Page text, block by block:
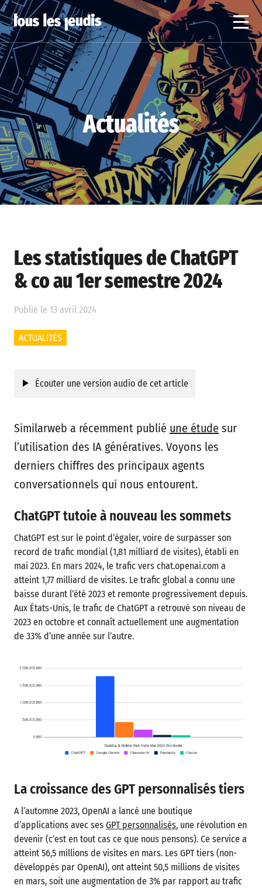
Actualités
Les statistiques de ChatGPT
& co au 1er semestre 2024
Publié le 13 avril 2024
ACTUALITÉS
Écouter une version audio de cet article
Similarweb a récemment publié une étude sur
l’utilisation des IA génératives. Voyons les
derniers chiffres des principaux agents
conversationnels qui nous entourent.
ChatGPT tutoie à nouveau les sommets
ChatGPT est sur le point d’égaler, voire de surpasser son
record de trafic mondial (1,81 milliard de visites), établi en
mai 2023. En mars 2024, le trafic vers chat.openai.com a
atteint 1,77 milliard de visites. Le trafic global a connu une
baisse durant l’été 2023 et remonte progressivement depuis.
Aux États-Unis, le trafic de ChatGPT a retrouvé son niveau de
2023 en octobre et connaît actuellement une augmentation
de 33% d’une année sur l’autre.
La croissance des GPT personnalisés tiers
A l’automne 2023, OpenAI a lancé une boutique
d’applications avec ses GPT personnalisés, une révolution en
devenir (c’est en tout cas ce que nous pensons). Ce service a
atteint 56,5 millions de visites en mars. Les GPT tiers (non-
développés par OpenAI), ont atteint 50,5 millions de visites
en mars, soit une augmentation de 3% par rapport au trafic